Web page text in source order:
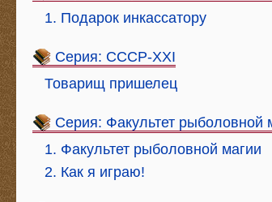
1. Подарок инкассатору
Серия: СССР-XXI
Товарищ пришелец
Серия: Факультет рыболовной
1. Факультет рыболовной магии
2. Как я играю!